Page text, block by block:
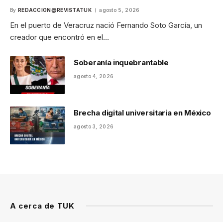
By REDACCION@REVISTATUK agosto 5, 2026
En el puerto de Veracruz nació Fernando Soto García, un
creador que encontró en el…
Soberanía inquebrantable
agosto 4, 2026
Brecha digital universitaria en México
agosto 3, 2026
A cerca de TUK